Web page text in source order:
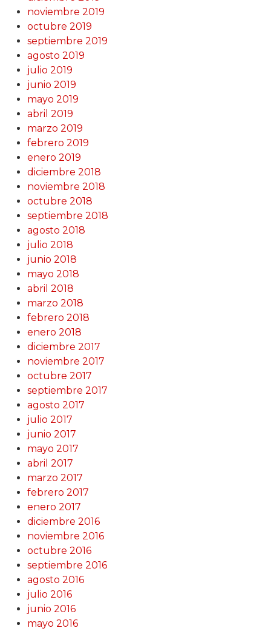
noviembre 2019
octubre 2019
septiembre 2019
agosto 2019
julio 2019
junio 2019
mayo 2019
abril 2019
marzo 2019
febrero 2019
enero 2019
diciembre 2018
noviembre 2018
octubre 2018
septiembre 2018
agosto 2018
julio 2018
junio 2018
mayo 2018
abril 2018
marzo 2018
febrero 2018
enero 2018
diciembre 2017
noviembre 2017
octubre 2017
septiembre 2017
agosto 2017
julio 2017
junio 2017
mayo 2017
abril 2017
marzo 2017
febrero 2017
enero 2017
diciembre 2016
noviembre 2016
octubre 2016
septiembre 2016
agosto 2016
julio 2016
junio 2016
mayo 2016